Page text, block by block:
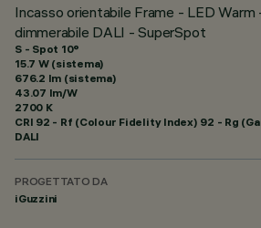
Incasso orientabile Frame - LED Warm
dimmerabile DALI - SuperSpot
S - Spot 10°
15.7 W (sistema)
676.2 lm (sistema)
43.07 lm/W
2700 K
CRI 92 - Rf (Colour Fidelity Index) 92 - Rg
DALI
PROGETTATO DA
iGuzzini